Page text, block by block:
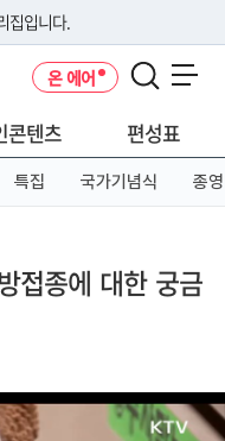
집입니다.
사용하고 있다면 아래 URL에
온 에어
콘텐츠 편성표
특집 국가기념식 종영
접종에 대한 궁금